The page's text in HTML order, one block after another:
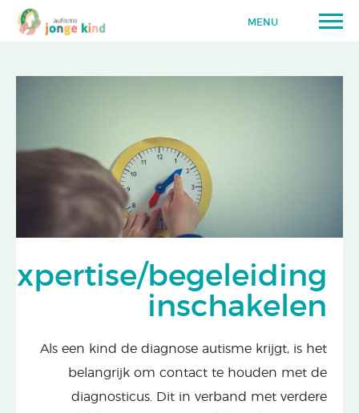
MENU
begeleiding
inschakelen
Als een kind de diagnose autisme krijgt, is het
belangrijk om contact te houden met de
diagnosticus. Dit in verband met verdere